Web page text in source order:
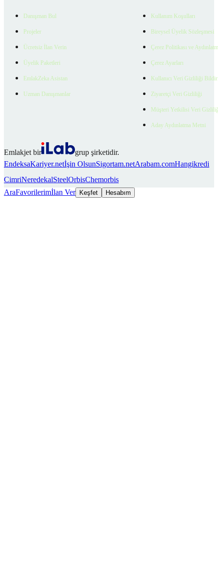
Danışman Bul
Projeler
Ücretsiz İlan Verin
Üyelik Paketleri
EmlakZeka Asistan
Uzman Danışmanlar
Kullanım Koşulları
Bireysel Üyelik Sözleşmesi
Çerez Politikası ve
Çerez Ayarları
Kullanıcı Veri Gizliliği
Ziyaretçi Veri Gizliliği
Müşteri Yetkilisi Veri
Aday Aydınlatma Metni
Emlakjet bir
grup şirketidir.
EndeksaKariyer.netİşin OlsunSigortam.netArabam.comHangikredi
CimriNeredekalSteelOrbisChemorbis
AraFavorilerimİlan Ver Keşfet Hesabım